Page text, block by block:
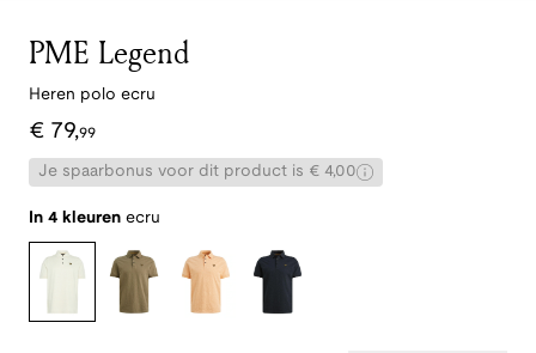
PME Legend
Heren polo ecru
€ 79,99
Je spaarbonus voor dit product is € 4,00
In 4 kleuren ecru